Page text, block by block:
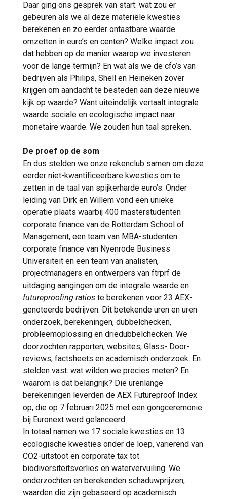
Daar ging ons gesprek van start: wat zou er
gebeuren als we al deze materiële kwesties
berekenen en zo eerder ontastbare waarde
omzetten in euro’s en centen? Welke impact zou
dat hebben op de manier waarop we investeren
voor de lange termijn? En wat als we de cfo’s van
bedrijven als Philips, Shell en Heineken zover
krijgen om aandacht te besteden aan deze nieuwe
kijk op waarde? Want uiteindelijk vertaalt integrale
waarde sociale en ecologische impact naar
monetaire waarde. We zouden hun taal spreken.
De proef op de som
En dus stelden we onze rekenclub samen om deze
eerder niet-kwantificeerbare kwesties om te
zetten in de taal van spijkerharde euro’s. Onder
leiding van Dirk en Willem vond een unieke
operatie plaats waarbij 400 masterstudenten
corporate finance van de Rotterdam School of
Management, een team van MBA-studenten
corporate finance van Nyenrode Business
Universiteit en een team van analisten,
projectmanagers en ontwerpers van ftrprf de
uitdaging aangingen om de integrale waarde en
futureproofing ratios te berekenen voor 23 AEX-
genoteerde bedrijven. Dit betekende uren en uren
onderzoek, berekeningen, dubbelchecken,
probleemoplossing en driedubbelchecken. We
doorzochten rapporten, websites, Glass- Door-
reviews, factsheets en academisch onderzoek. En
stelden vast: wat wilden we precies meten? En
waarom is dat belangrijk? Die urenlange
berekeningen leverden de AEX Futureproof Index
op, die op 7 februari 2025 met een gongceremonie
bij Euronext werd gelanceerd.
In totaal namen we 17 sociale kwesties en 13
ecologische kwesties onder de loep, variërend van
CO2-uitstoot en corporate tax tot
biodiversiteitsverlies en watervervuiling. We
onderzochten en berekenden schaduwprijzen,
waarden die zijn gebaseerd op academisch